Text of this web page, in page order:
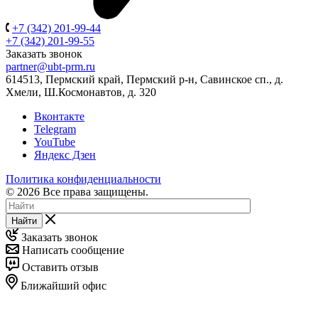
+7 (342) 201-99-44
+7 (342) 201-99-55
Заказать звонок
partner@ubt-prm.ru
614513, Пермский край, Пермский р-н, Савинское сп., д.
Хмели, Ш.Космонавтов, д. 320
Вконтакте
Telegram
YouTube
Яндекс Дзен
Политика конфиденциальности
© 2026 Все права защищены.
Найти
Заказать звонок
Написать сообщение
Оставить отзыв
Ближайший офис